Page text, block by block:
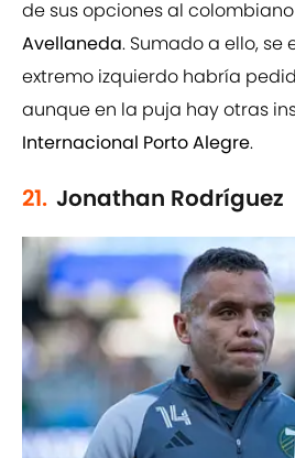
de sus opciones al
Avellaneda. Sumado a ello, se
extremo izquierdo habría
aunque en la puja hay otras
Internacional Porto Alegre.
21. Jonathan Rodríguez